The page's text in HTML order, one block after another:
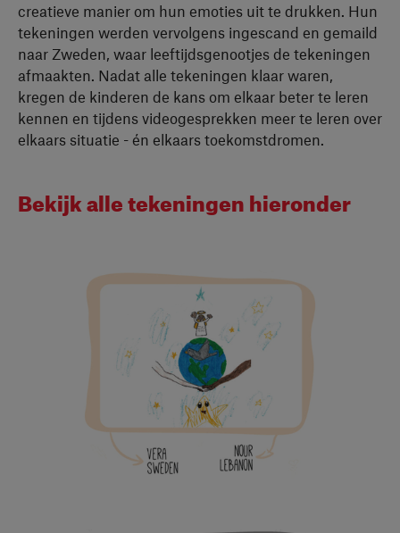
creatieve manier om hun emoties uit te drukken. Hun
tekeningen werden vervolgens ingescand en gemaild
naar Zweden, waar leeftijdsgenootjes de tekeningen
afmaakten. Nadat alle tekeningen klaar waren,
kregen de kinderen de kans om elkaar beter te leren
kennen en tijdens videogesprekken meer te leren over
elkaars situatie - én elkaars toekomstdromen.
Bekijk alle tekeningen hieronder